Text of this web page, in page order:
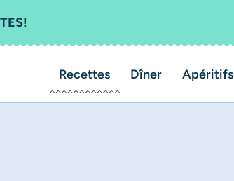
Recettes Dîner Apéritifs